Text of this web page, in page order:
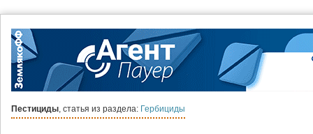
Пестициды, статья из раздела: Гербициды